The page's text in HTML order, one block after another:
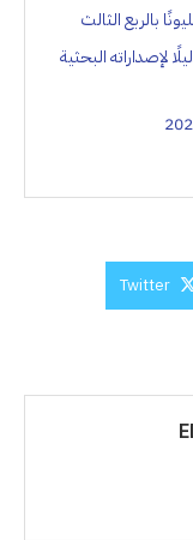
لإصداراته البحثية
Twitter